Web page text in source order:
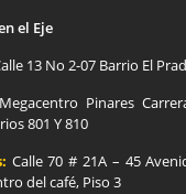
el Eje
13 No 2-07 Barrio El
Megacentro Pinares
801 Y 810
Calle 70 # 21A – 45
del café, Piso 3